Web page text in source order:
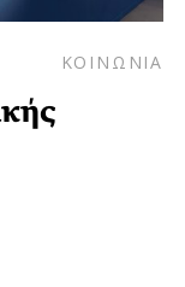
ΚΟΙΝΩΝΙΑ